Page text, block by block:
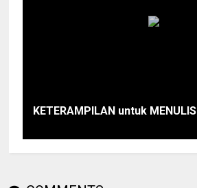
KETERAMPILAN untuk MENULIS